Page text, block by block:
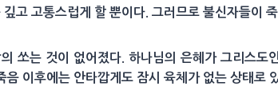
고 고통스럽게 할 뿐이다. 그러므로 불신자들이
쏘는 것이 없어졌다. 하나님의 은혜가 그리스
음 이후에는 안타깝게도 잠시 육체가 없는 상태